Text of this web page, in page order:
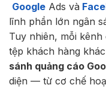
Google Ads và
lĩnh phần lớn ngân
Tuy nhiên, mỗi
tệp khách hàng
sánh quảng cáo
diện — từ cơ chế